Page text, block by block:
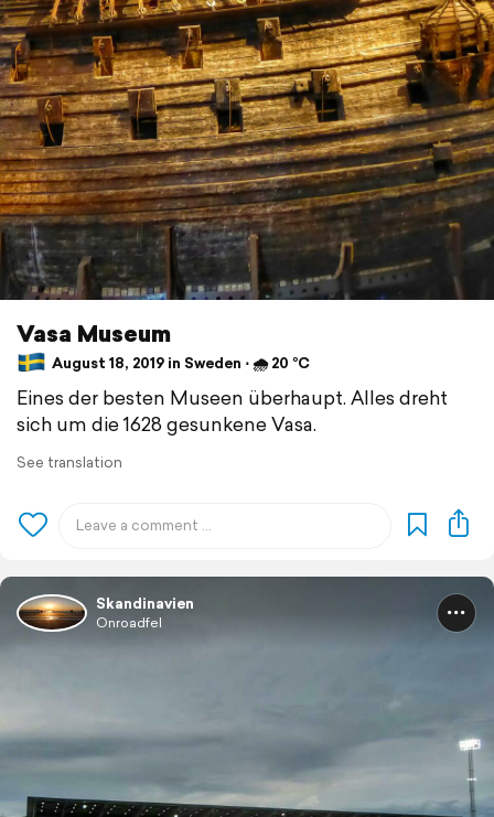
Vasa Museum
August 18, 2019 in Sweden ⋅ 🌧 20 °C
Eines der besten Museen überhaupt. Alles dreht
sich um die 1628 gesunkene Vasa.
See translation
Skandinavien
Onroadfel